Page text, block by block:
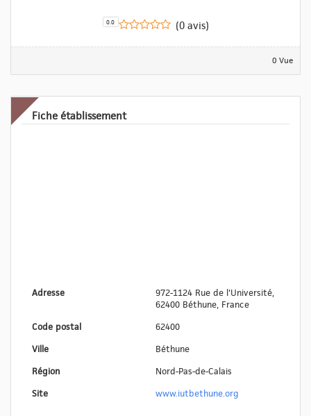
0.0 (0 avis)
0 Vue
Fiche établissement
Adresse
972-1124 Rue de l'Université,
62400 Béthune, France
Code postal
62400
Ville
Béthune
Région
Nord-Pas-de-Calais
Site
www.iutbethune.org